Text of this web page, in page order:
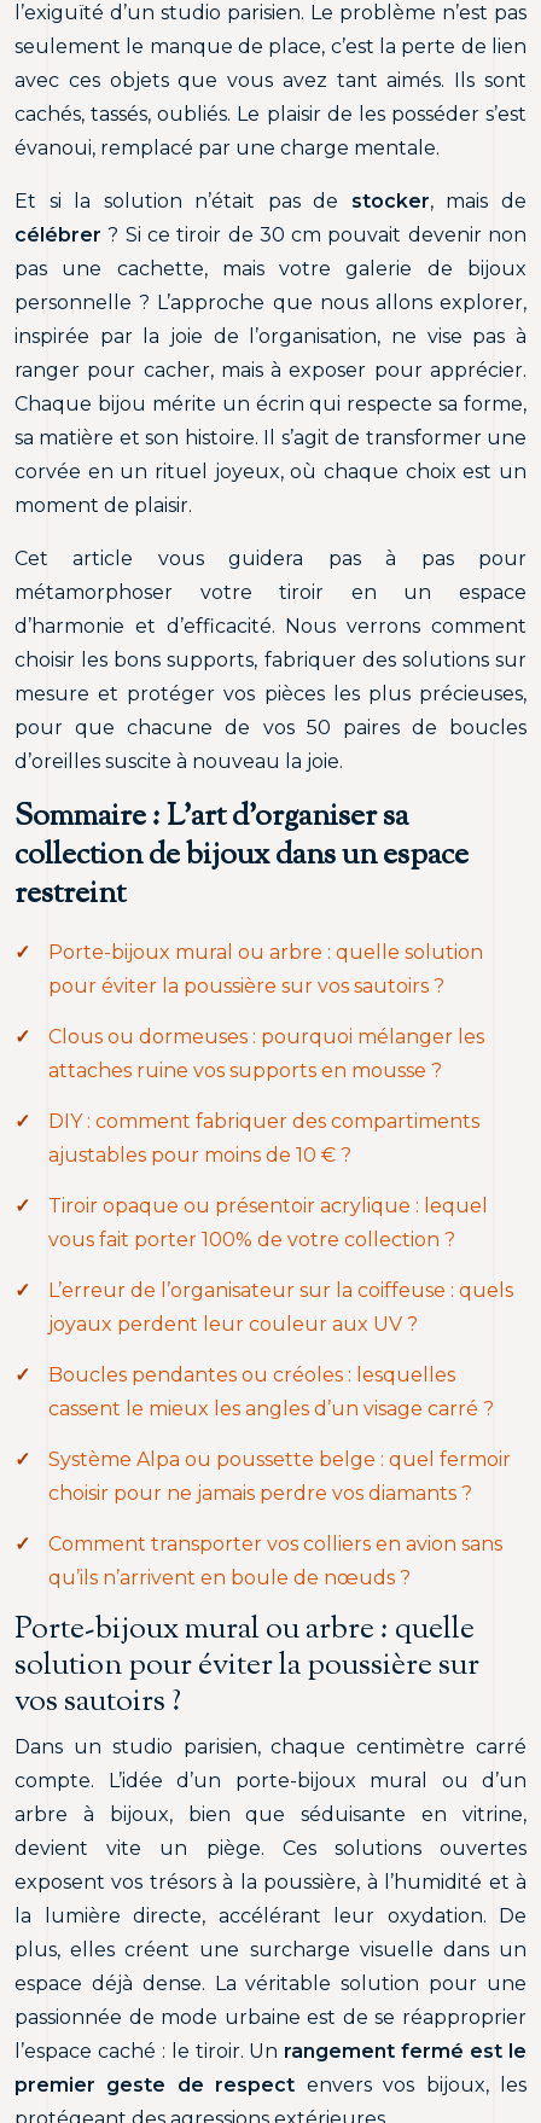
l’exiguïté d’un studio parisien. Le problème n’est pas
seulement le manque de place, c’est la perte de lien
avec ces objets que vous avez tant aimés. Ils sont
cachés, tassés, oubliés. Le plaisir de les posséder s’est
évanoui, remplacé par une charge mentale.
Et si la solution n’était pas de stocker, mais de
célébrer ? Si ce tiroir de 30 cm pouvait devenir non
pas une cachette, mais votre galerie de bijoux
personnelle ? L’approche que nous allons explorer,
inspirée par la joie de l’organisation, ne vise pas à
ranger pour cacher, mais à exposer pour apprécier.
Chaque bijou mérite un écrin qui respecte sa forme,
sa matière et son histoire. Il s’agit de transformer une
corvée en un rituel joyeux, où chaque choix est un
moment de plaisir.
Cet article vous guidera pas à pas pour
métamorphoser votre tiroir en un espace
d’harmonie et d’efficacité. Nous verrons comment
choisir les bons supports, fabriquer des solutions sur
mesure et protéger vos pièces les plus précieuses,
pour que chacune de vos 50 paires de boucles
d’oreilles suscite à nouveau la joie.
Sommaire : L’art d’organiser sa
collection de bijoux dans un espace
restreint
Porte-bijoux mural ou arbre : quelle solution
pour éviter la poussière sur vos sautoirs ?
Clous ou dormeuses : pourquoi mélanger les
attaches ruine vos supports en mousse ?
DIY : comment fabriquer des compartiments
ajustables pour moins de 10 € ?
Tiroir opaque ou présentoir acrylique : lequel
vous fait porter 100% de votre collection ?
L’erreur de l’organisateur sur la coiffeuse : quels
joyaux perdent leur couleur aux UV ?
Boucles pendantes ou créoles : lesquelles
cassent le mieux les angles d’un visage carré ?
Système Alpa ou poussette belge : quel fermoir
choisir pour ne jamais perdre vos diamants ?
Comment transporter vos colliers en avion sans
qu’ils n’arrivent en boule de nœuds ?
Porte-bijoux mural ou arbre : quelle
solution pour éviter la poussière sur
vos sautoirs ?
Dans un studio parisien, chaque centimètre carré
compte. L’idée d’un porte-bijoux mural ou d’un
arbre à bijoux, bien que séduisante en vitrine,
devient vite un piège. Ces solutions ouvertes
exposent vos trésors à la poussière, à l’humidité et à
la lumière directe, accélérant leur oxydation. De
plus, elles créent une surcharge visuelle dans un
espace déjà dense. La véritable solution pour une
passionnée de mode urbaine est de se réapproprier
l’espace caché : le tiroir. Un rangement fermé est le
premier geste de respect envers vos bijoux, les